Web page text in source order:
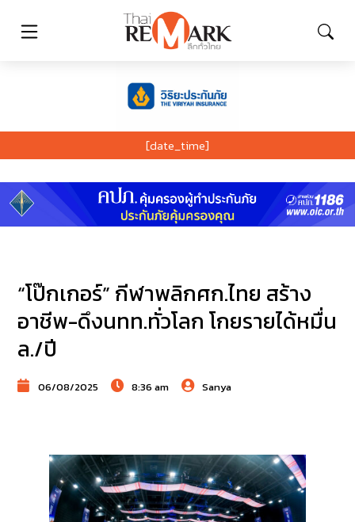
[date_time]
“โป๊กเกอร์” กีฬาพลิกศก.ไทย สร้าง
อาชีพ-ดึงนทท.ทั่วโลก โกยรายได้หมื่น
ล./ปี
06/08/2025 8:36 am Sanya